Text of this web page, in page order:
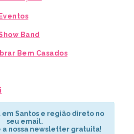
Band
Bem Casados
em Santos e região direto no
seu email.
a nossa newsletter gratuita!